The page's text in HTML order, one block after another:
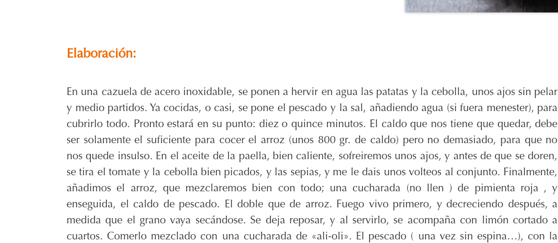
Elaboración:
En una cazuela de acero inoxidable, se ponen a hervir en agua las patatas y la cebolla, unos ajos sin pelar
y medio partidos. Ya cocidas, o casi, se pone el pescado y la sal, añadiendo agua (si fuera menester), para
cubrirlo todo. Pronto estará en su punto: diez o quince minutos. El caldo que nos tiene que quedar, debe
ser solamente el suficiente para cocer el arroz (unos 800 gr. de caldo) pero no demasiado, para que no
nos quede insulso. En el aceite de la paella, bien caliente, sofreiremos unos ajos, y antes de que se doren,
se tira el tomate y la cebolla bien picados, y las sepias, y me le dais unos volteos al conjunto. Finalmente,
añadimos el arroz, que mezclaremos bien con todo; una cucharada (no llen ) de pimienta roja , y
enseguida, el caldo de pescado. El doble que de arroz. Fuego vivo primero, y decreciendo después, a
medida que el grano vaya secándose. Se deja reposar, y al servirlo, se acompaña con limón cortado a
cuartos. Comerlo mezclado con una cucharada de «ali-oli». El pescado ( una vez sin espina…), con la